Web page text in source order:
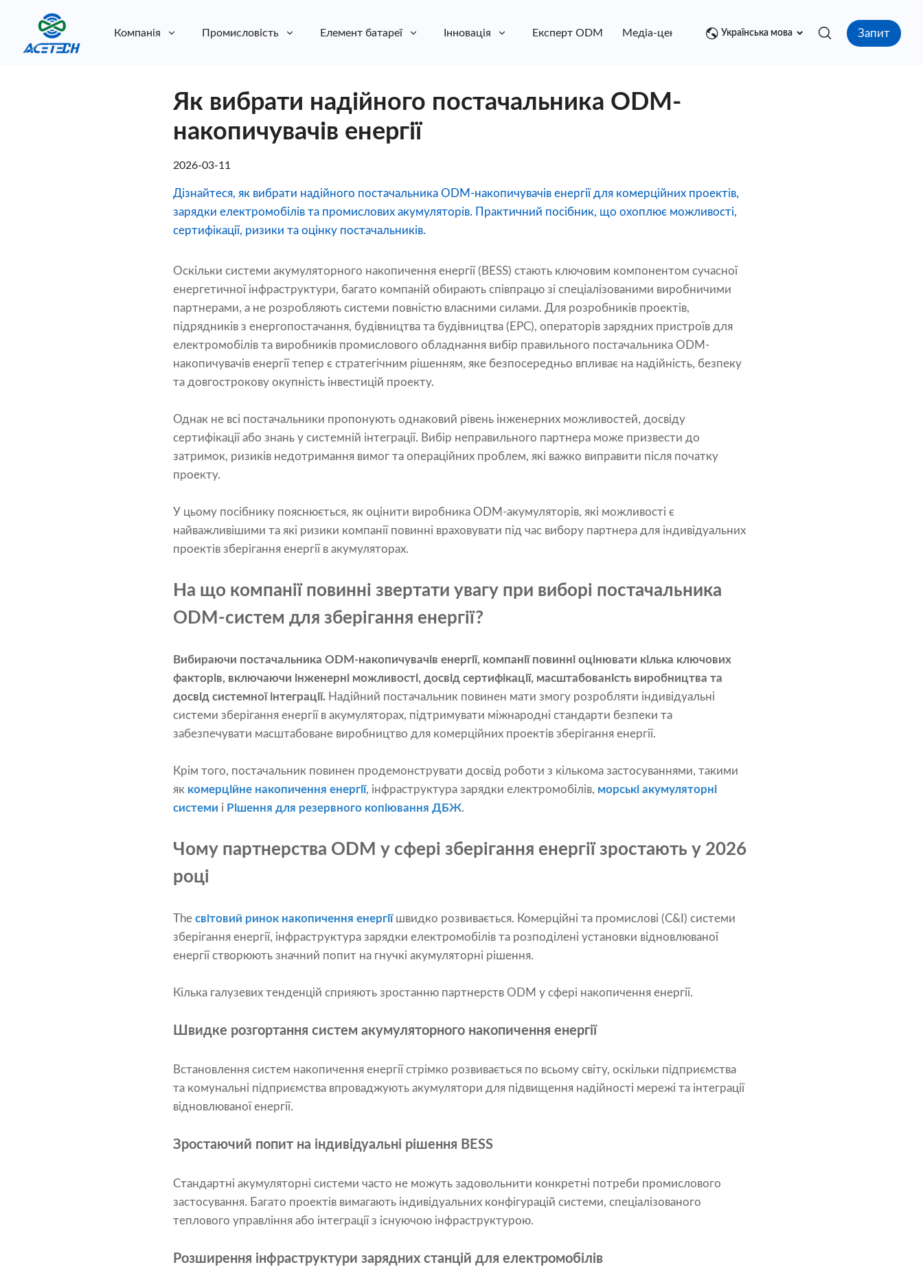
Компанія Промисловість Елемент батареї Інновація Експерт ODM Медіа-центр контакт
Українська мова Запит
Як вибрати надійного постачальника ODM-
накопичувачів енергії
2026-03-11
Дізнайтеся, як вибрати надійного постачальника ODM-накопичувачів енергії для комерційних проектів,
зарядки електромобілів та промислових акумуляторів. Практичний посібник, що охоплює можливості,
сертифікації, ризики та оцінку постачальників.
Оскільки системи акумуляторного накопичення енергії (BESS) стають ключовим компонентом сучасної
енергетичної інфраструктури, багато компаній обирають співпрацю зі спеціалізованими виробничими
партнерами, а не розробляють системи повністю власними силами. Для розробників проектів,
підрядників з енергопостачання, будівництва та будівництва (EPC), операторів зарядних пристроїв для
електромобілів та виробників промислового обладнання вибір правильного постачальника ODM-
накопичувачів енергії тепер є стратегічним рішенням, яке безпосередньо впливає на надійність, безпеку
та довгострокову окупність інвестицій проекту.
Однак не всі постачальники пропонують однаковий рівень інженерних можливостей, досвіду
сертифікації або знань у системній інтеграції. Вибір неправильного партнера може призвести до
затримок, ризиків недотримання вимог та операційних проблем, які важко виправити після початку
проекту.
У цьому посібнику пояснюється, як оцінити виробника ODM-акумуляторів, які можливості є
найважливішими та які ризики компанії повинні враховувати під час вибору партнера для індивідуальних
проектів зберігання енергії в акумуляторах.
На що компанії повинні звертати увагу при виборі постачальника
ODM-систем для зберігання енергії?
Вибираючи постачальника ODM-накопичувачів енергії, компанії повинні оцінювати кілька ключових
факторів, включаючи інженерні можливості, досвід сертифікації, масштабованість виробництва та
досвід системної інтеграції. Надійний постачальник повинен мати змогу розробляти індивідуальні
системи зберігання енергії в акумуляторах, підтримувати міжнародні стандарти безпеки та
забезпечувати масштабоване виробництво для комерційних проектів зберігання енергії.
Крім того, постачальник повинен продемонструвати досвід роботи з кількома застосуваннями, такими
як комерційне накопичення енергії, інфраструктура зарядки електромобілів, морські акумуляторні
системи і Рішення для резервного копіювання ДБЖ.
Чому партнерства ODM у сфері зберігання енергії зростають у 2026
році
The світовий ринок накопичення енергіїшвидко розвивається. Комерційні та промислові (C&I) системи
зберігання енергії, інфраструктура зарядки електромобілів та розподілені установки відновлюваної
енергії створюють значний попит на гнучкі акумуляторні рішення.
Кілька галузевих тенденцій сприяють зростанню партнерств ODM у сфері накопичення енергії.
Швидке розгортання систем акумуляторного накопичення енергії
Встановлення систем накопичення енергії стрімко розвивається по всьому світу, оскільки підприємства
та комунальні підприємства впроваджують акумулятори для підвищення надійності мережі та інтеграції
відновлюваної енергії.
Зростаючий попит на індивідуальні рішення BESS
Стандартні акумуляторні системи часто не можуть задовольнити конкретні потреби промислового
застосування. Багато проектів вимагають індивідуальних конфігурацій системи, спеціалізованого
теплового управління або інтеграції з існуючою інфраструктурою.
Розширення інфраструктури зарядних станцій для електромобілів